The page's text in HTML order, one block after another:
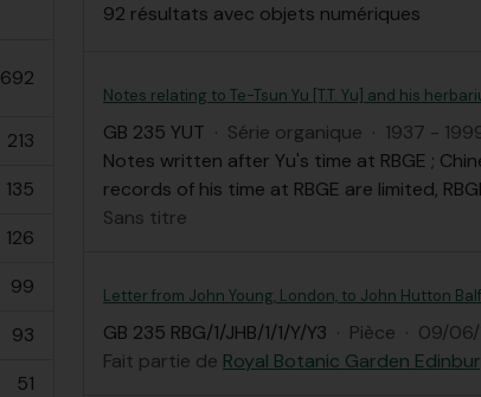
692
213
135
126
99
93
51
92 résultats avec objets numériques
Notes relating to Te-Tsun Yu [T.T. Yu] and his
GB 235 YUT · Série organique · 1937 -
Notes written after Yu's time at RBGE ;
records of his time at RBGE are limited,
Sans titre
Letter from John Young, London, to John Hutton
GB 235 RBG/1/JHB/1/1/Y/Y3 · Pièce · 09/06/
Fait partie de Royal Botanic Garden